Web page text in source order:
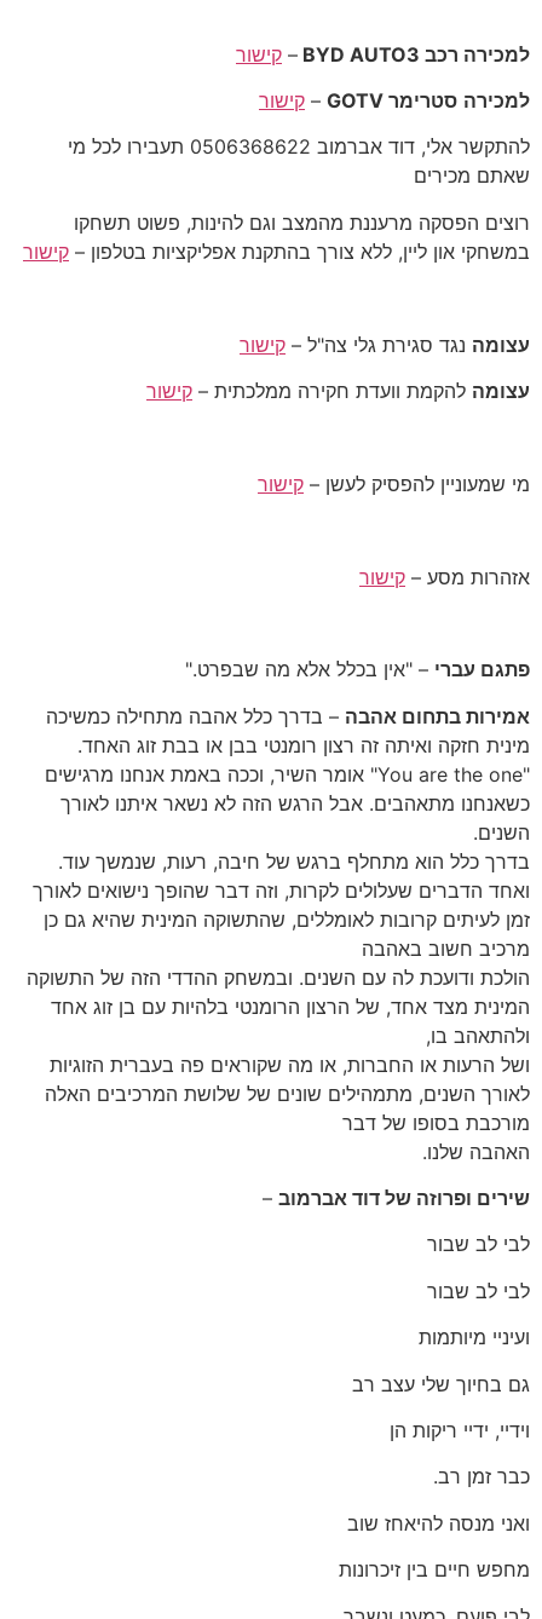
למכירה רכב BYD AUTO3 – קישור
למכירה סטרימר GOTV – קישור
להתקשר אלי, דוד אברמוב 0506368622 תעבירו לכל מי
שאתם מכירים
רוצים הפסקה מרעננת מהמצב וגם להינות, פשוט תשחקו
במשחקי און ליין, ללא צורך בהתקנת אפליקציות בטלפון – קישור
עצומה נגד סגירת גלי צה"ל – קישור
עצומה להקמת וועדת חקירה ממלכתית – קישור
מי שמעוניין להפסיק לעשן – קישור
אזהרות מסע – קישור
פתגם עברי – "אין בכלל אלא מה שבפרט."
אמירות בתחום אהבה – בדרך כלל אהבה מתחילה כמשיכה
מינית חזקה ואיתה זה רצון רומנטי בבן או בבת זוג האחד.
"You are the one" אומר השיר, וככה באמת אנחנו מרגישים
כשאנחנו מתאהבים. אבל הרגש הזה לא נשאר איתנו לאורך
השנים.
בדרך כלל הוא מתחלף ברגש של חיבה, רעות, שנמשך עוד.
ואחד הדברים שעלולים לקרות, וזה דבר שהופך נישואים לאורך
זמן לעיתים קרובות לאומללים, שהתשוקה המינית שהיא גם כן
מרכיב חשוב באהבה
הולכת ודועכת לה עם השנים. ובמשחק ההדדי הזה של התשוקה
המינית מצד אחד, של הרצון הרומנטי בלהיות עם בן זוג אחד
ולהתאהב בו,
ושל הרעות או החברות, או מה שקוראים פה בעברית הזוגיות
לאורך השנים, מתמהילים שונים של שלושת המרכיבים האלה
מורכבת בסופו של דבר
האהבה שלנו.
שירים ופרוזה של דוד אברמוב –
לבי לב שבור
לבי לב שבור
ועיניי מיותמות
גם בחיוך שלי עצב רב
וידיי, ידיי ריקות הן
כבר זמן רב.
ואני מנסה להיאחז שוב
מחפש חיים בין זיכרונות